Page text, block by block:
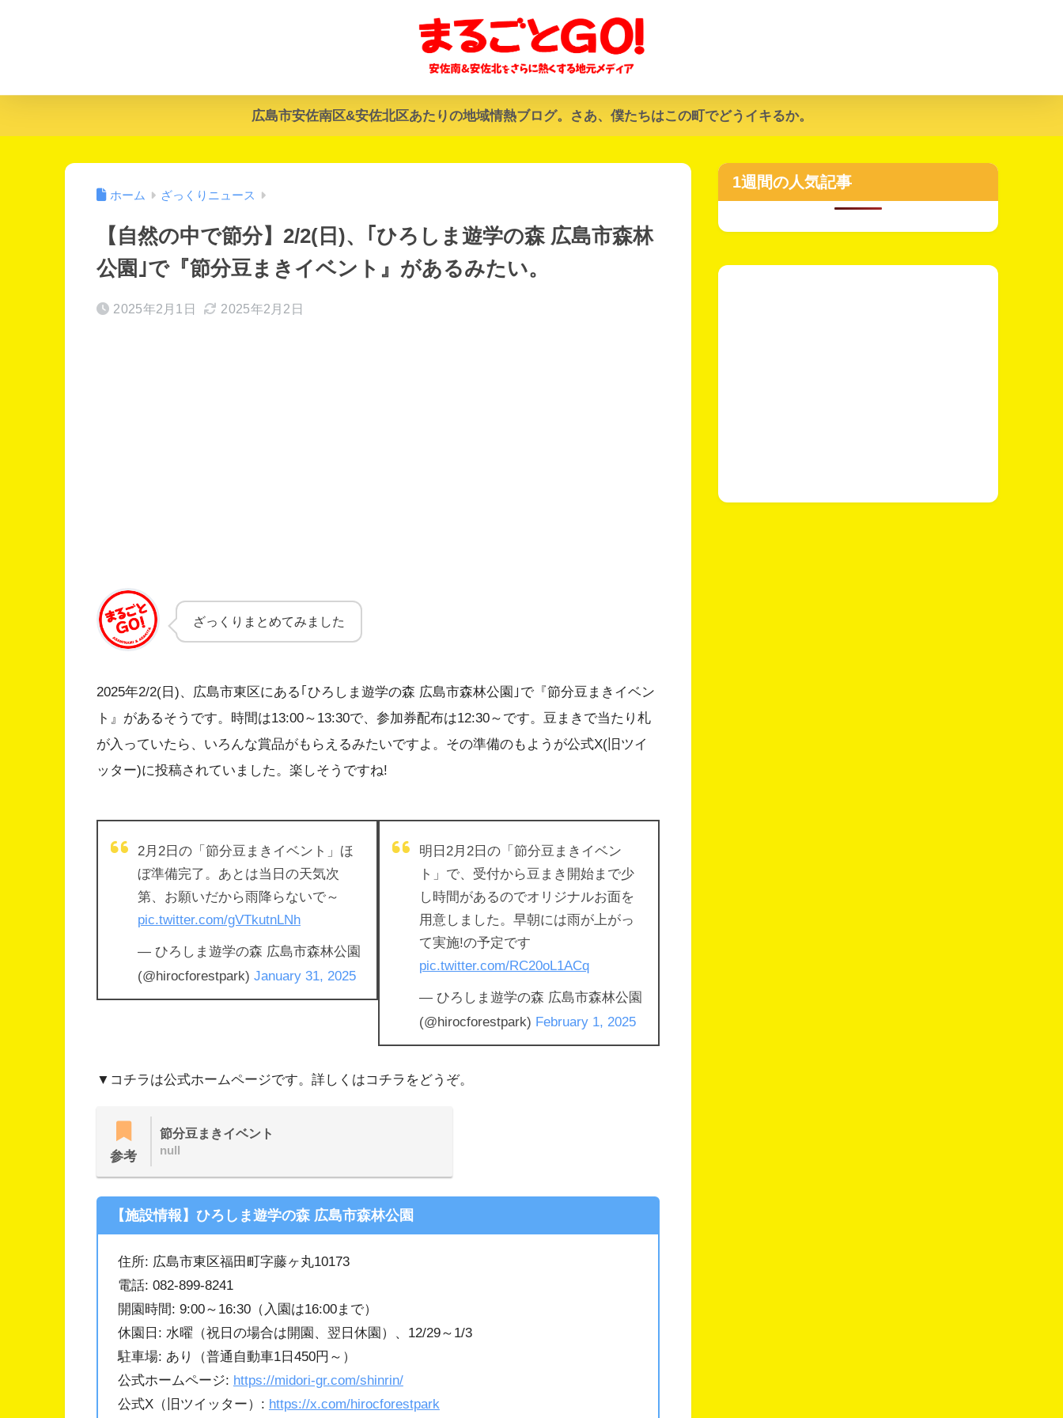
広島市安佐南区&安佐北区あたりの地域情熱ブログ。さあ、僕たちはこの町でどうイキるか。
ホーム ざっくりニュース
【自然の中で節分】2/2(日)、｢ひろしま遊学の森 広島市森林
公園｣で『節分豆まきイベント』があるみたい。
2025年2月1日 2025年2月2日
ざっくりまとめてみました
2025年2/2(日)、広島市東区にある｢ひろしま遊学の森 広島市森林公園｣で『節分豆まきイベン
ト』があるそうです。時間は13:00～13:30で、参加券配布は12:30～です。豆まきで当たり札
が入っていたら、いろんな賞品がもらえるみたいですよ。その準備のもようが公式X(旧ツイ
ッター)に投稿されていました。楽しそうですね!
2月2日の「節分豆まきイベント」ほ
ぼ準備完了。あとは当日の天気次
第、お願いだから雨降らないで～
pic.twitter.com/gVTkutnLNh
— ひろしま遊学の森 広島市森林公園
(@hirocforestpark) January 31, 2025
明日2月2日の「節分豆まきイベン
ト」で、受付から豆まき開始まで少
し時間があるのでオリジナルお面を
用意しました。早朝には雨が上がっ
て実施!の予定です
pic.twitter.com/RC20oL1ACq
— ひろしま遊学の森 広島市森林公園
(@hirocforestpark) February 1, 2025
▼コチラは公式ホームページです。詳しくはコチラをどうぞ。
参考
節分豆まきイベント
null
【施設情報】ひろしま遊学の森 広島市森林公園
住所: 広島市東区福田町字藤ヶ丸10173
電話: 082-899-8241
開園時間: 9:00～16:30（入園は16:00まで）
休園日: 水曜（祝日の場合は開園、翌日休園）、12/29～1/3
駐車場: あり（普通自動車1日450円～）
公式ホームページ: https://midori-gr.com/shinrin/
公式X（旧ツイッター）: https://x.com/hirocforestpark
1週間の人気記事